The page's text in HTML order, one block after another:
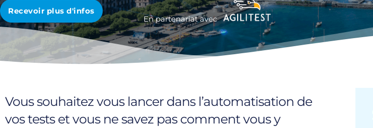
Recevoir plus d'infos
En partenariat avec
Vous souhaitez vous lancer dans l’automatisation de
vos tests et vous ne savez pas comment vous y